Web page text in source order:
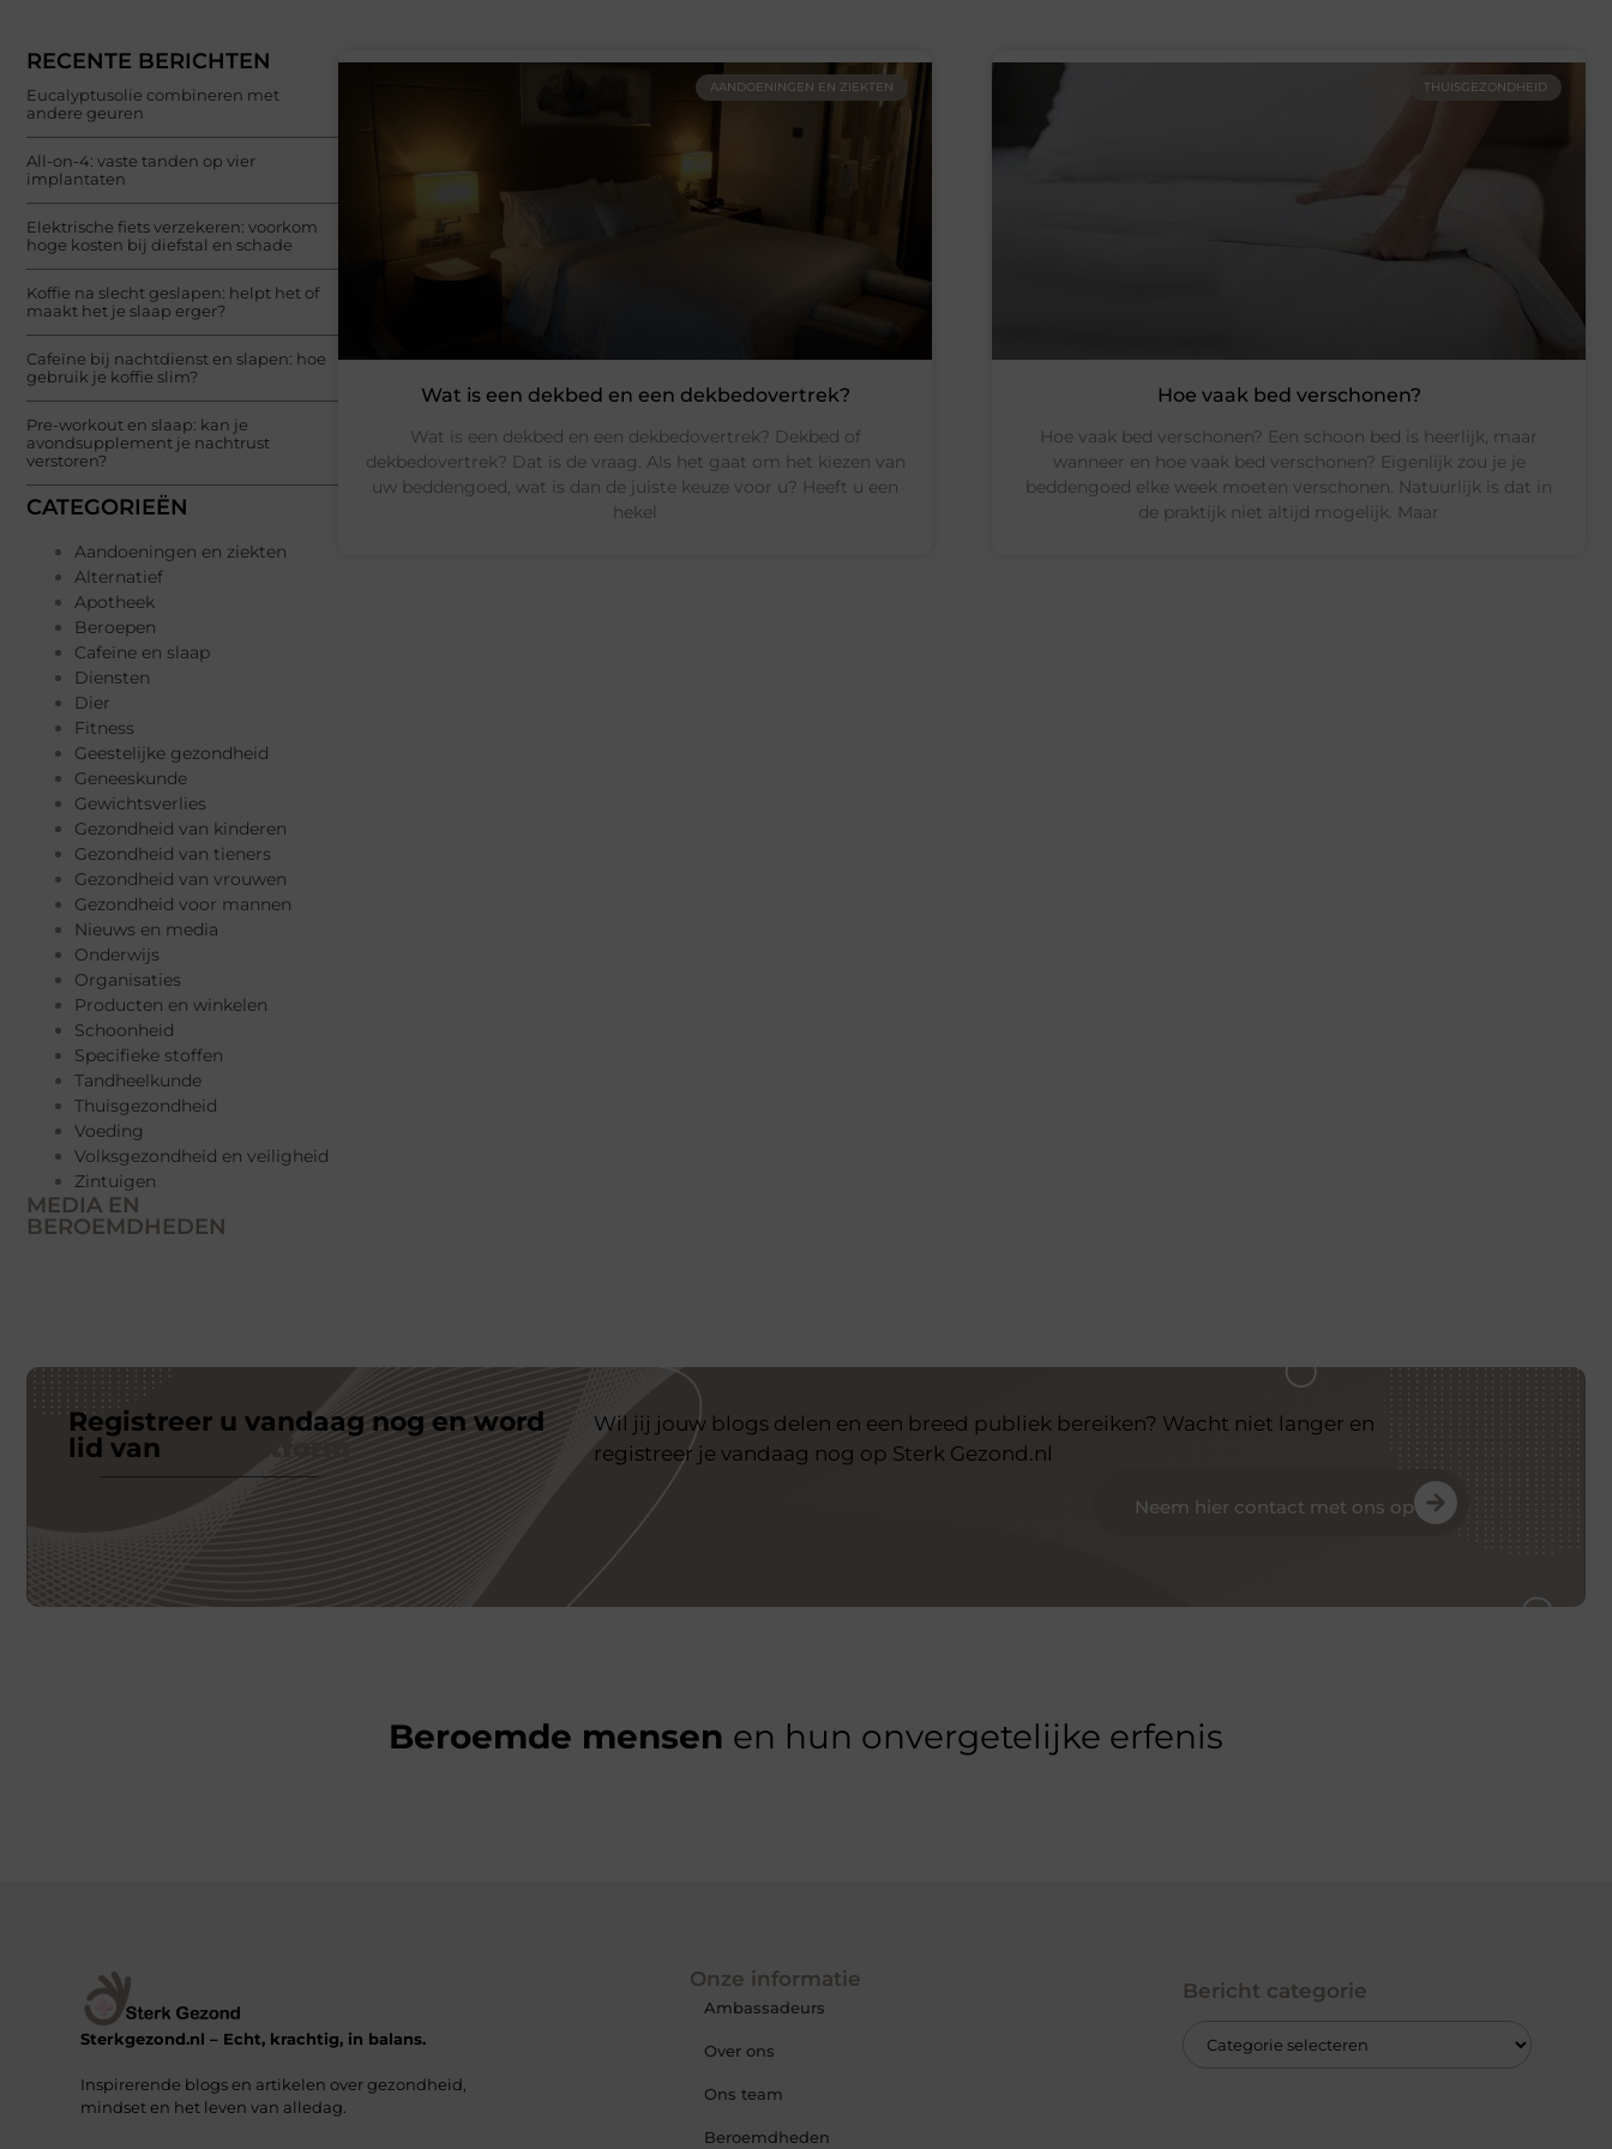
RECENTE BERICHTEN
Eucalyptusolie combineren met
andere geuren
All-on-4: vaste tanden op vier
implantaten
Elektrische fiets verzekeren: voorkom
hoge kosten bij diefstal en schade
Koffie na slecht geslapen: helpt het of
maakt het je slaap erger?
Cafeïne bij nachtdienst en slapen: hoe
gebruik je koffie slim?
Pre-workout en slaap: kan je
avondsupplement je nachtrust
verstoren?
CATEGORIEËN
Aandoeningen en ziekten
Alternatief
Apotheek
Beroepen
Cafeïne en slaap
Diensten
Dier
Fitness
Geestelijke gezondheid
Geneeskunde
Gewichtsverlies
Gezondheid van kinderen
Gezondheid van tieners
Gezondheid van vrouwen
Gezondheid voor mannen
Nieuws en media
Onderwijs
Organisaties
Producten en winkelen
Schoonheid
Specifieke stoffen
Tandheelkunde
Thuisgezondheid
Voeding
Volksgezondheid en veiligheid
Zintuigen
MEDIA EN
BEROEMDHEDEN
AANDOENINGEN EN ZIEKTEN
Wat is een dekbed en een dekbedovertrek?
Wat is een dekbed en een dekbedovertrek? Dekbed of
dekbedovertrek? Dat is de vraag. Als het gaat om het kiezen van
uw beddengoed, wat is dan de juiste keuze voor u? Heeft u een
hekel
THUISGEZONDHEID
Hoe vaak bed verschonen?
Hoe vaak bed verschonen? Een schoon bed is heerlijk, maar
wanneer en hoe vaak bed verschonen? Eigenlijk zou je je
beddengoed elke week moeten verschonen. Natuurlijk is dat in
de praktijk niet altijd mogelijk. Maar
Registreer u vandaag nog en word
lid van
Wil jij jouw blogs delen en een breed publiek bereiken? Wacht niet langer en
registreer je vandaag nog op Sterk Gezond.nl
Neem hier contact met ons op
Beroemde mensen en hun onvergetelijke erfenis
Sterkgezond.nl – Echt, krachtig, in balans.
Inspirerende blogs en artikelen over gezondheid,
mindset en het leven van alledag.
Onze informatie
Ambassadeurs
Over ons
Ons team
Beroemdheden
Bericht categorie